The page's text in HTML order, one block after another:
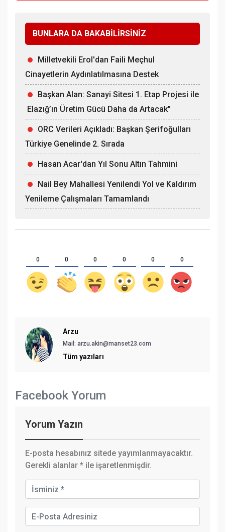
BUNLARA DA BAKABİLİRSİNİZ
Milletvekili Erol'dan Faili Meçhul
Cinayetlerin Aydınlatılmasına Destek
Başkan Alan: Sanayi Sitesi 1. Etap Projesi ile
Elazığ’ın Üretim Gücü Daha da Artacak"
ORC Verileri Açıkladı: Başkan Şerifoğulları
Türkiye Genelinde 2. Sırada
Hasan Acar'dan Yıl Sonu Altın Tahmini
Nail Bey Mahallesi Yenilendi Yol ve Kaldırım
Yenileme Çalışmaları Tamamlandı
0 0 0 0 0 0
Arzu
Mail: arzu.akin@manset23.com
Tüm yazıları
Facebook Yorum
Yorum Yazın
E-posta hesabınız sitede yayımlanmayacaktır.
Gerekli alanlar * ile işaretlenmişdir.